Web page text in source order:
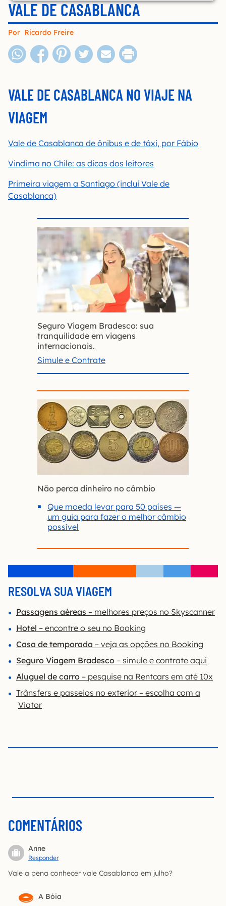
VALE DE CASABLANCA
Por Ricardo Freire
VALE DE CASABLANCA NO VIAJE NA
VIAGEM
Vale de Casablanca de ônibus e de táxi, por Fábio
Vindima no Chile: as dicas dos leitores
Primeira viagem a Santiago (inclui Vale de
Casablanca)
Seguro Viagem Bradesco: sua
tranquilidade em viagens
internacionais.
Simule e Contrate
Não perca dinheiro no câmbio
Que moeda levar para 50 países —
um guia para fazer o melhor câmbio
possível
RESOLVA SUA VIAGEM
Passagens aéreas – melhores preços no Skyscanner
Hotel – encontre o seu no Booking
Casa de temporada – veja as opções no Booking
Seguro Viagem Bradesco – simule e contrate aqui
Aluguel de carro – pesquise na Rentcars em até 10x
Trânsfers e passeios no exterior – escolha com a
Viator
COMENTÁRIOS
Anne
Responder
Vale a pena conhecer vale Casablanca em julho?
A Bóia